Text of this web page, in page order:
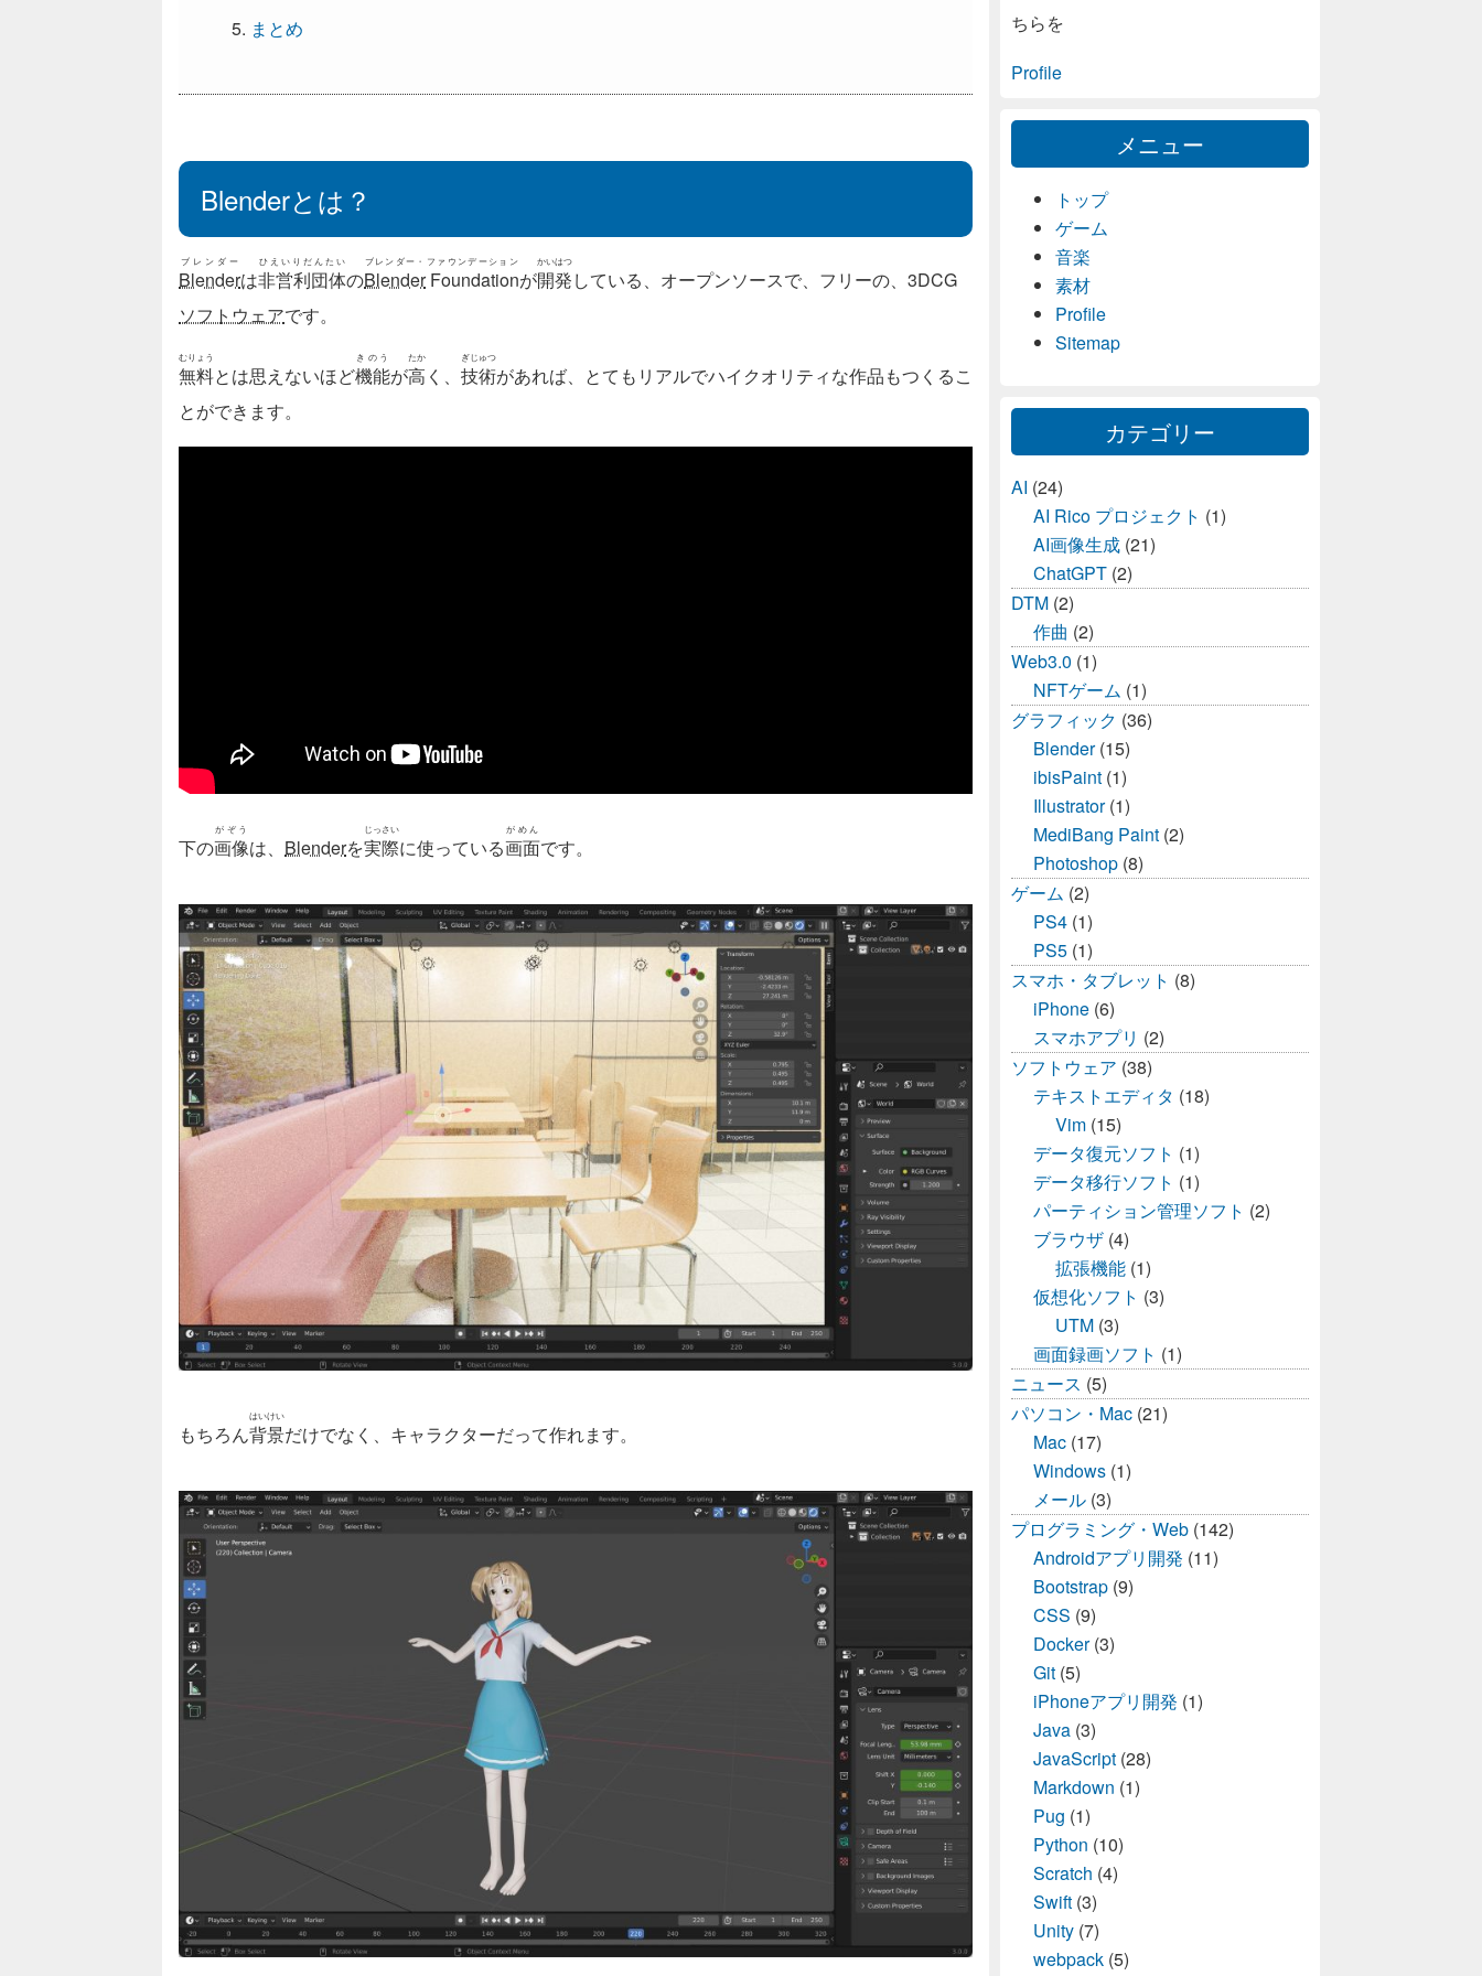
まとめ
Blenderとは？
Blender
ブレンダー
は非営利団体
ひえいりだんたい
のBlenderFoundation
ブレンダー・ファウンデーション
が開発
かいはつ
している、オープンソースで、フリーの、3DCG
ソフトウェアです。
無料
むりょう
とは思えないほど機能
きのう
が高
たか
く、 技術
ぎじゅつ
があれば、とてもリアルでハイクオリティな作品もつくるこ
とができます。
下の画像
がぞう
は、 Blenderを実際
じっさい
に使っている画面
がめん
です。
もちろん背景
はいけい
だけでなく、キャラクターだって作れます。
ちらを
Profile
メニュー
トップ
ゲーム
音楽
素材
Profile
Sitemap
カテゴリー
AI (24)
AI Rico プロジェクト (1)
AI画像生成 (21)
ChatGPT (2)
DTM (2)
作曲 (2)
Web3.0 (1)
NFTゲーム (1)
グラフィック (36)
Blender(15)
ibisPaint (1)
Illustrator(1)
MediBang Paint (2)
Photoshop (8)
ゲーム (2)
PS4 (1)
PS5 (1)
スマホ・タブレット (8)
iPhone (6)
スマホアプリ (2)
ソフトウェア (38)
テキストエディタ (18)
Vim (15)
データ復元ソフト (1)
データ移行ソフト (1)
パーティション管理ソフト (2)
ブラウザ (4)
拡張機能 (1)
仮想化ソフト (3)
UTM (3)
画面録画ソフト (1)
ニュース (5)
パソコン・Mac (21)
Mac (17)
Windows (1)
メール (3)
プログラミング・Web (142)
Androidアプリ開発 (11)
Bootstrap (9)
CSS (9)
Docker(3)
Git (5)
iPhoneアプリ開発 (1)
Java (3)
JavaScript (28)
Markdown (1)
Pug (1)
Python (10)
Scratch (4)
Swift (3)
Unity (7)
webpack (5)